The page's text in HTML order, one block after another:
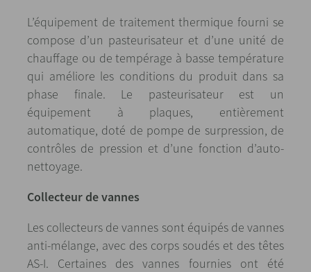
L’équipement de traitement thermique fourni se
compose d’un pasteurisateur et d’une unité de
chauffage ou de tempérage à basse température
qui améliore les conditions du produit dans sa
phase finale. Le pasteurisateur est un
équipement à plaques, entièrement
automatique, doté de pompe de surpression, de
contrôles de pression et d’une fonction d’auto-
nettoyage.
Collecteur de vannes
Les collecteurs de vannes sont équipés de vannes
anti-mélange, avec des corps soudés et des têtes
AS-I. Certaines des vannes fournies ont été